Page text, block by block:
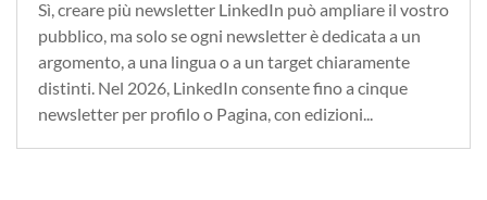
Sì, creare più newsletter LinkedIn può ampliare il vostro
pubblico, ma solo se ogni newsletter è dedicata a un
argomento, a una lingua o a un target chiaramente
distinti. Nel 2026, LinkedIn consente fino a cinque
newsletter per profilo o Pagina, con edizioni...